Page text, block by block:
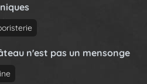
n'est pas un mensonge